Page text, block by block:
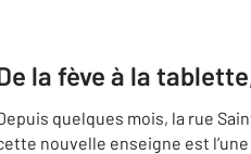
la fève à la
quelques mois, la rue
nouvelle enseigne est